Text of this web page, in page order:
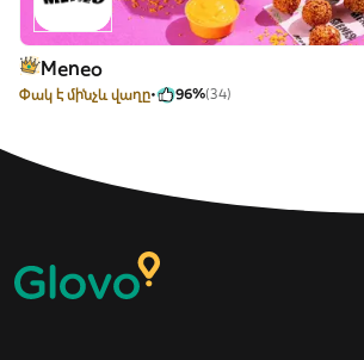
Meneo
Փակ է մինչև վաղը 96%(34)